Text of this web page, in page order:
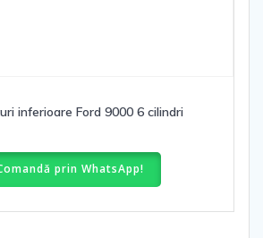
inferioare Ford 9000 6 cilindri
prin WhatsApp!